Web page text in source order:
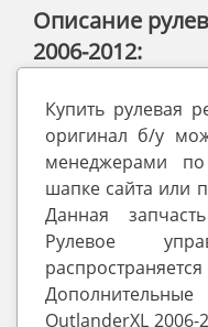
Описание
2006-2012:
Купить рулевая
оригинал б/у
менеджерами
шапке сайта или
Данная
Рулевое
OutlanderXL